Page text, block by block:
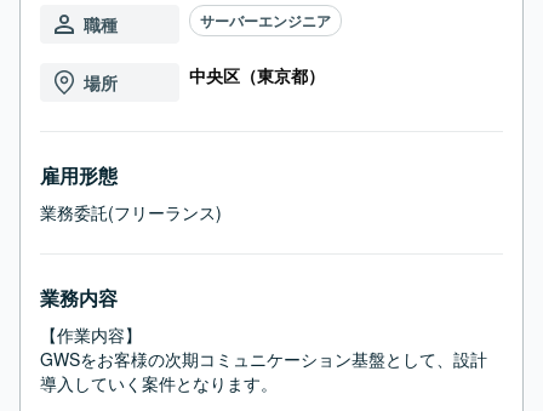
職種 サーバーエンジニア
場所 中央区（東京都）
雇用形態
業務委託(フリーランス)
業務内容
【作業内容】
GWSをお客様の次期コミュニケーション基盤として、設計
導入していく案件となります。